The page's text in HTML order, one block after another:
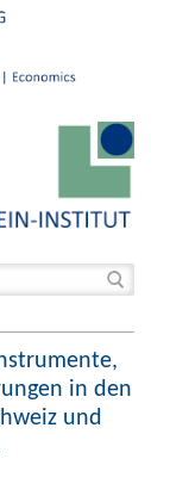
in den
und